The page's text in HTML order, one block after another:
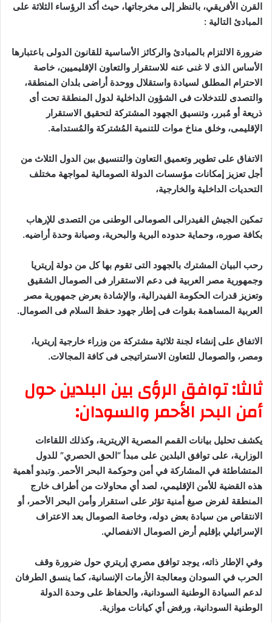
القرن الأفريقي، بالنظر إلى مخرجاتها، حيث أكد الرؤساء الثلاثة على
المبادئ التالية :
ضرورة الالتزام بالمبادئ والركائز الأساسية للقانون الدولى باعتبارها
الأساس الذى لا غنى عنه للاستقرار والتعاون الإقليميين، خاصة
الاحترام المطلق لسيادة واستقلال ووحدة أراضى بلدان المنطقة،
والتصدى للتدخلات فى الشؤون الداخلية لدول المنطقة تحت أى
ذريعة أو مُبرر، وتنسيق الجهود المشتركة لتحقيق الاستقرار
الإقليمى، وخلق مناخ موات للتنمية المُشتركة والمُستدامة.
الاتفاق على تطوير وتعميق التعاون والتنسيق بين الدول الثلاث من
أجل تعزيز إمكانات مؤسسات الدولة الصومالية لمواجهة مختلف
التحديات الداخلية والخارجية،
تمكين الجيش الفيدرالى الصومالى الوطنى من التصدى للإرهاب
بكافة صوره، وحماية حدوده البرية والبحرية، وصيانة وحدة أراضيه.
رحب البيان المشترك بالجهود التى تقوم بها كل من دولة إريتريا
وجمهورية مصر العربية فى دعم الاستقرار فى الصومال الشقيق
وتعزيز قدرات الحكومة الفيدرالية، والإشادة بعرض جمهورية مصر
العربية المساهمة بقوات فى إطار جهود حفظ السلام فى الصومال.
الاتفاق على إنشاء لجنة ثلاثية مشتركة من وزراء خارجية إريتريا،
ومصر، والصومال للتعاون الاستراتيجى فى كافة المجالات.
ثالثا: توافق الرؤى بين البلدين حول
أمن البحر الأحمر والسودان:
يكشف تحليل بيانات القمم المصرية الإريترية، وكذلك اللقاءات
الوزارية، على توافق البلدين على مبدأ “الحق الحصري” للدول
المتشاطئة في المشاركة في أمن وحوكمة البحر الأحمر. وتبدو أهمية
هذه القضية للأمن الإقليمي، لصد أي محاولات من أطراف خارج
المنطقة لفرض صيغ أمنية تؤثر على استقرار وأمن البحر الأحمر، أو
الانتقاص من سيادة بعض دوله، وخاصة الصومال بعد الاعتراف
الإسرائيلي بإقليم أرض الصومال الانفصالي.
وفي الإطار ذاته، يوجد توافق مصري إريتري حول ضرورة وقف
الحرب في السودان ومعالجة الأزمات الإنسانية، كما ينسق الطرفان
لدعم السيادة الوطنية السودانية، والحفاظ على وحدة الدولة
الوطنية السودانية، ورفض أي كيانات موازية.